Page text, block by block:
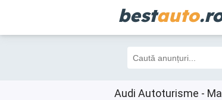
bestauto
Audi Autoturisme -
Filtre 3 Toate
73